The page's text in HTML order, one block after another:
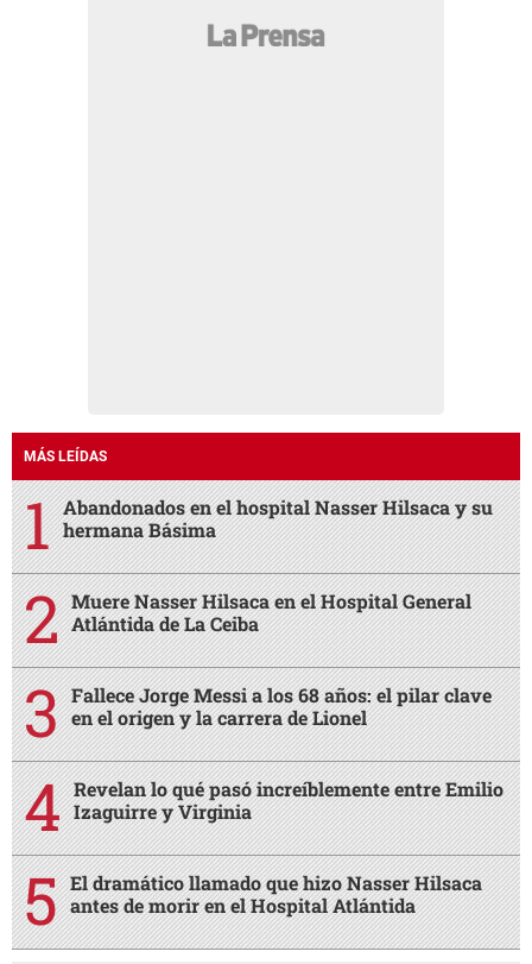
MÁS LEÍDAS
Abandonados en el hospital Nasser Hilsaca y su
hermana Básima
Muere Nasser Hilsaca en el Hospital General
Atlántida de La Ceiba
Fallece Jorge Messi a los 68 años: el pilar clave
en el origen y la carrera de Lionel
Revelan lo qué pasó increíblemente entre Emilio
Izaguirre y Virginia
El dramático llamado que hizo Nasser Hilsaca
antes de morir en el Hospital Atlántida